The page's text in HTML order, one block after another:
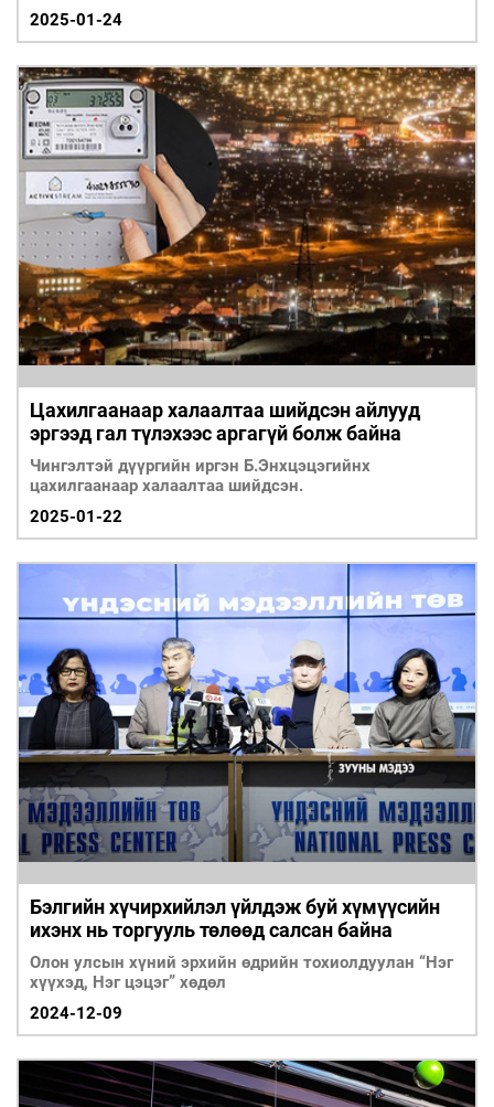
2025-01-24
Цахилгаанаар халаалтаа шийдсэн айлууд
эргээд гал түлэхээс аргагүй болж байна
Чингэлтэй дүүргийн иргэн Б.Энхцэцэгийнх
цахилгаанаар халаалтаа шийдсэн.
2025-01-22
Бэлгийн хүчирхийлэл үйлдэж буй хүмүүсийн
ихэнх нь торгууль төлөөд салсан байна
Олон улсын хүний эрхийн өдрийн тохиолдуулан “Нэг
хүүхэд, Нэг цэцэг” хөдөл
2024-12-09